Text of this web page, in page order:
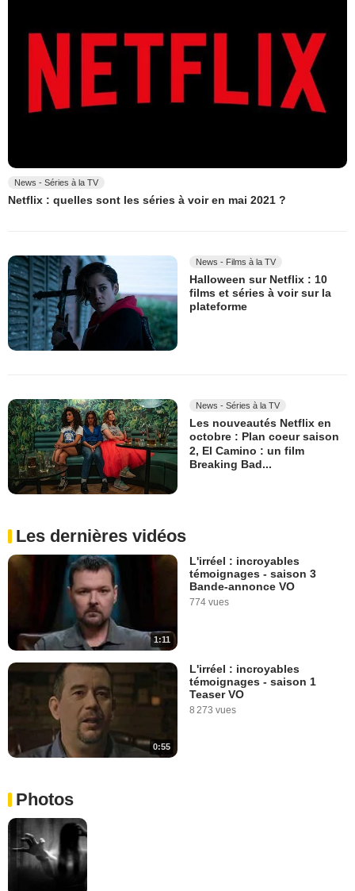
News - Séries à la TV
Netflix : quelles sont les séries à voir en mai 2021 ?
News - Films à la TV
Halloween sur Netflix : 10
films et séries à voir sur la
plateforme
News - Séries à la TV
Les nouveautés Netflix en
octobre : Plan coeur saison
2, El Camino : un film
Breaking Bad...
Les dernières vidéos
1:11
L'irréel : incroyables
témoignages - saison 3
Bande-annonce VO
774 vues
0:55
L'irréel : incroyables
témoignages - saison 1
Teaser VO
8 273 vues
Photos